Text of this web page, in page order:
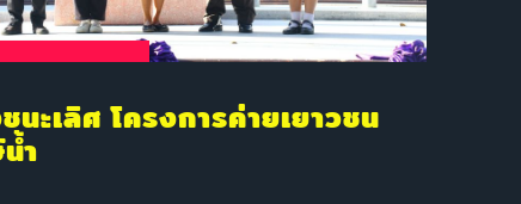
นะเลิศ โครงการค่ายเยาวชน
ำ